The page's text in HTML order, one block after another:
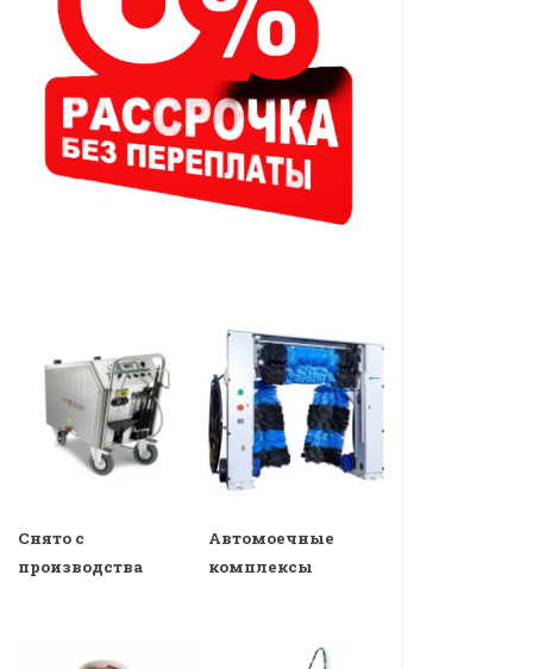
Снято с
производства
Автомоечные
комплексы